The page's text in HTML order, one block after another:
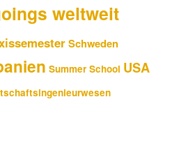
weltweit
Schweden
Summer School USA